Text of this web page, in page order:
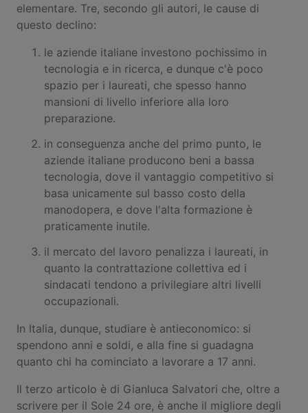
elementare. Tre, secondo gli autori, le cause di
questo declino:
le aziende italiane investono pochissimo in
tecnologia e in ricerca, e dunque c'è poco
spazio per i laureati, che spesso hanno
mansioni di livello inferiore alla loro
preparazione.
in conseguenza anche del primo punto, le
aziende italiane producono beni a bassa
tecnologia, dove il vantaggio competitivo si
basa unicamente sul basso costo della
manodopera, e dove l'alta formazione è
praticamente inutile.
il mercato del lavoro penalizza i laureati, in
quanto la contrattazione collettiva ed i
sindacati tendono a privilegiare altri livelli
occupazionali.
In Italia, dunque, studiare è antieconomico: si
spendono anni e soldi, e alla fine si guadagna
quanto chi ha cominciato a lavorare a 17 anni.
Il terzo articolo è di Gianluca Salvatori che, oltre a
scrivere per il Sole 24 ore, è anche il migliore degli